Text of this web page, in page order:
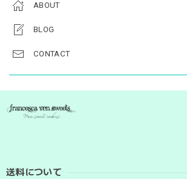
ABOUT
BLOG
CONTACT
送料について